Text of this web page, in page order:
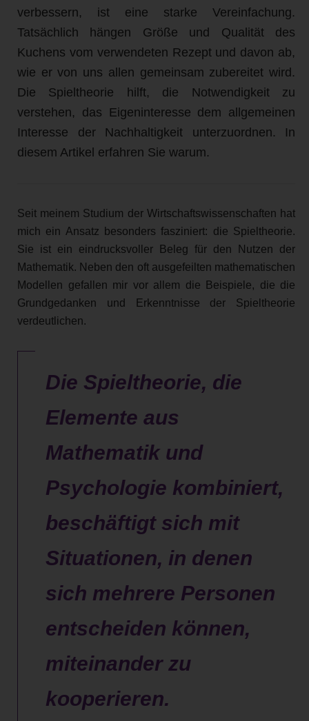
verbessern, ist eine starke Vereinfachung.
Tatsächlich hängen Größe und Qualität des
Kuchens vom verwendeten Rezept und davon ab,
wie er von uns allen gemeinsam zubereitet wird.
Die Spieltheorie hilft, die Notwendigkeit zu
verstehen, das Eigeninteresse dem allgemeinen
Interesse der Nachhaltigkeit unterzuordnen. In
diesem Artikel erfahren Sie warum.
Seit meinem Studium der Wirtschaftswissenschaften hat
mich ein Ansatz besonders fasziniert: die Spieltheorie.
Sie ist ein eindrucksvoller Beleg für den Nutzen der
Mathematik. Neben den oft ausgefeilten mathematischen
Modellen gefallen mir vor allem die Beispiele, die die
Grundgedanken und Erkenntnisse der Spieltheorie
verdeutlichen.
Die Spieltheorie, die
Elemente aus
Mathematik und
Psychologie kombiniert,
beschäftigt sich mit
Situationen, in denen
sich mehrere Personen
entscheiden können,
miteinander zu
kooperieren.